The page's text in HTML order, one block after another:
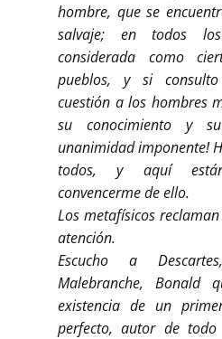
hombre, que se
salvaje; en todos
considerada como
pueblos, y si
cuestión a los hombres
su conocimiento y
unanimidad imponente!
todos, y aquí
convencerme de ello.
Los metafísicos
atención.
Escucho a
Malebranche, Bonald
existencia de un
perfecto, autor de